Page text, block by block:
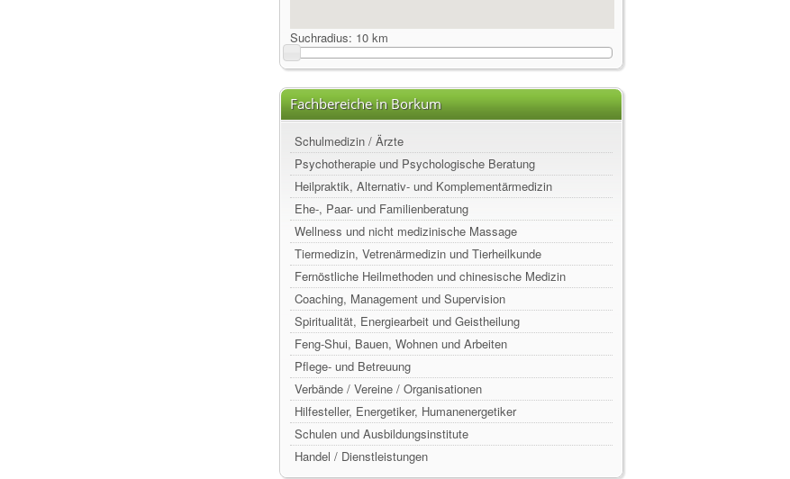
Suchradius: 10 km
Fachbereiche in Borkum
Schulmedizin / Ärzte
Psychotherapie und Psychologische Beratung
Heilpraktik, Alternativ- und Komplementärmedizin
Ehe-, Paar- und Familienberatung
Wellness und nicht medizinische Massage
Tiermedizin, Vetrenärmedizin und Tierheilkunde
Fernöstliche Heilmethoden und chinesische Medizin
Coaching, Management und Supervision
Spiritualität, Energiearbeit und Geistheilung
Feng-Shui, Bauen, Wohnen und Arbeiten
Pflege- und Betreuung
Verbände / Vereine / Organisationen
Hilfesteller, Energetiker, Humanenergetiker
Schulen und Ausbildungsinstitute
Handel / Dienstleistungen